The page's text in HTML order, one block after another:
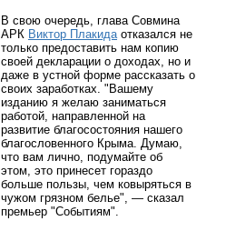
В свою очередь, глава Совмина
АРК Виктор Плакида отказался не
только предоставить нам копию
своей декларации о доходах, но и
даже в устной форме рассказать о
своих заработках. "Вашему
изданию я желаю заниматься
работой, направленной на
развитие благосостояния нашего
благословенного Крыма. Думаю,
что вам лично, подумайте об
этом, это принесет гораздо
больше пользы, чем ковыряться в
чужом грязном белье", — сказал
премьер "Событиям".